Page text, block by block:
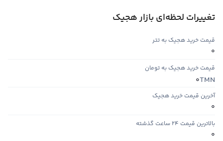
تغییرات لحظه‌ای بازار هجیک
قیمت خرید هجیک به تتر
0
قیمت خرید هجیک به تومان
TMN
0
آخرین قیمت خرید هجیک
0
بالاترین قیمت ۲۴ ساعت گذشته
0